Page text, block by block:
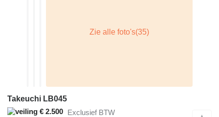
Takeuchi LB045
€ 2.500 Exclusief BTW